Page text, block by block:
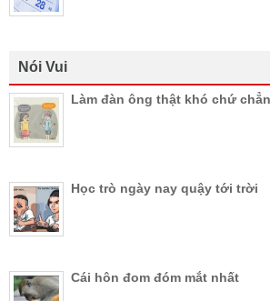
Nói Vui
Làm đàn ông thật khó chứ
Học trò ngày nay quậy tới trời
Cái hôn đom đóm mắt nhất